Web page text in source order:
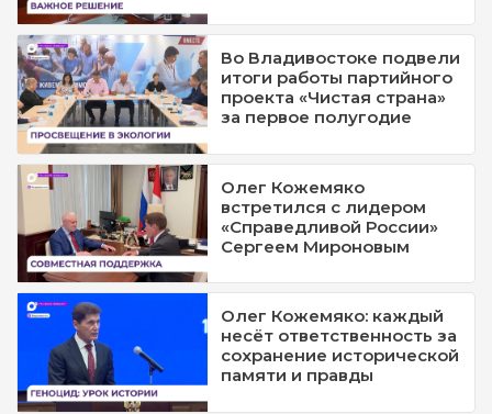
Во Владивостоке подвели
итоги работы партийного
проекта «Чистая страна»
за первое полугодие
Олег Кожемяко
встретился с лидером
«Справедливой России»
Сергеем Мироновым
Олег Кожемяко: каждый
несёт ответственность за
сохранение исторической
памяти и правды